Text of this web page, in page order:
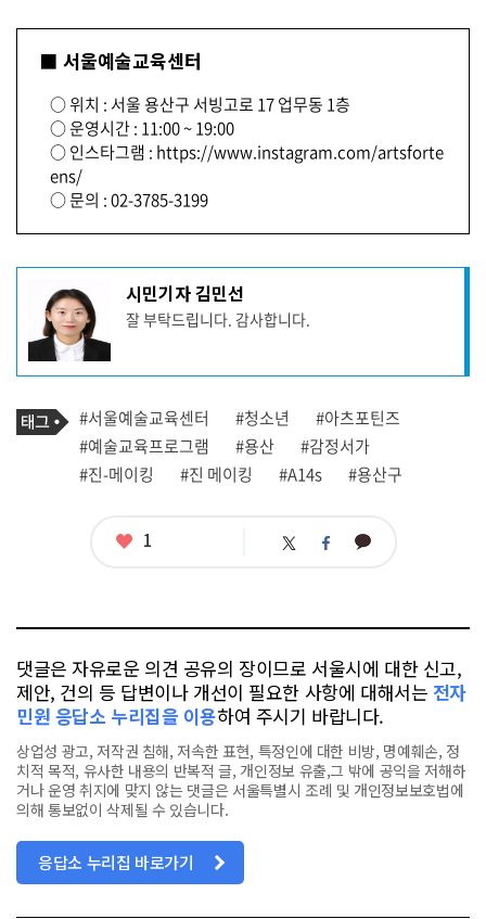
■ 서울예술교육센터
○ 위치 : 서울 용산구 서빙고로 17 업무동 1층
○ 운영시간 : 11:00 ~ 19:00
○ 인스타그램 : https://www.instagram.com/artsforte
ens/
○ 문의 : 02-3785-3199
작
성
자
프
필
시민기자 김민선
잘 부탁드립니다. 감사합니다.
기
사
관
련
태
태
그
#서울예술교육센터 #청소년
#아츠포틴즈
#예술교육프로그램
#용산
#감정서가
#진-메이킹
#진 메이킹 #A14s #용산구
좋
1 트 페 카
댓글은 자유로운 의견 공유의 장이므로 서울시에 대한 신고,
제안, 건의 등 답변이나 개선이 필요한 사항에 대해서는 전자
민원 응답소 누리집을 이용하여 주시기 바랍니다.
상업성 광고, 저작권 침해, 저속한 표현, 특정인에 대한 비방, 명예훼손, 정
치적 목적, 유사한 내용의 반복적 글, 개인정보 유출,그 밖에 공익을 저해하
거나 운영 취지에 맞지 않는 댓글은 서울특별시 조례 및 개인정보보호법에
의해 통보없이 삭제될 수 있습니다.
응답소 누리집 바로가기